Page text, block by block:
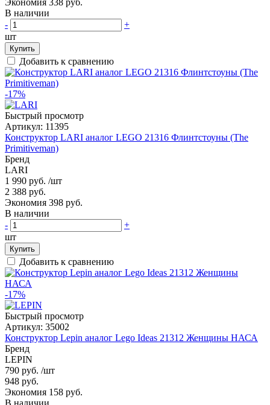
В наличии
-
+
шт
Купить
Добавить к сравнению
-17%
Быстрый просмотр
Артикул: 11395
Конструктор LARI аналог LEGO 21316 Флинтстоуны (The
Primitiveman)
Бренд
LARI
1 990 руб. /шт
2 388 руб.
Экономия 398 руб.
В наличии
-
+
шт
Купить
Добавить к сравнению
-17%
Быстрый просмотр
Артикул: 35002
Конструктор Lepin аналог Lego Ideas 21312 Женщины НАСА
Бренд
LEPIN
790 руб. /шт
948 руб.
Экономия 158 руб.
В наличии